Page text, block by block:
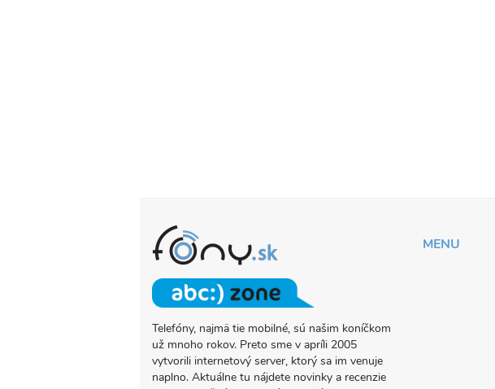
O
PROJEKTE
FONY.SK
Telefóny, najmä tie mobilné, sú našim koníčkom
už mnoho rokov. Preto sme v apríli 2005
vytvorili internetový server, ktorý sa im venuje
naplno. Aktuálne tu nájdete novinky a recenzie
MENU